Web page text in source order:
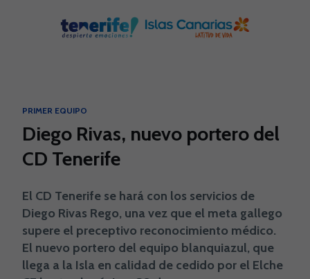
PRIMER EQUIPO
Diego Rivas, nuevo portero del
CD Tenerife
El CD Tenerife se hará con los servicios de
Diego Rivas Rego, una vez que el meta gallego
supere el preceptivo reconocimiento médico.
El nuevo portero del equipo blanquiazul, que
llega a la Isla en calidad de cedido por el Elche